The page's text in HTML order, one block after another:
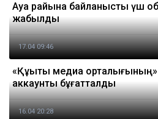
Ауа райына байланысты үш
жабылды
17.04 09:46
«Құқықтық медиа
аккаунты бұғатталды
16.04 20:28